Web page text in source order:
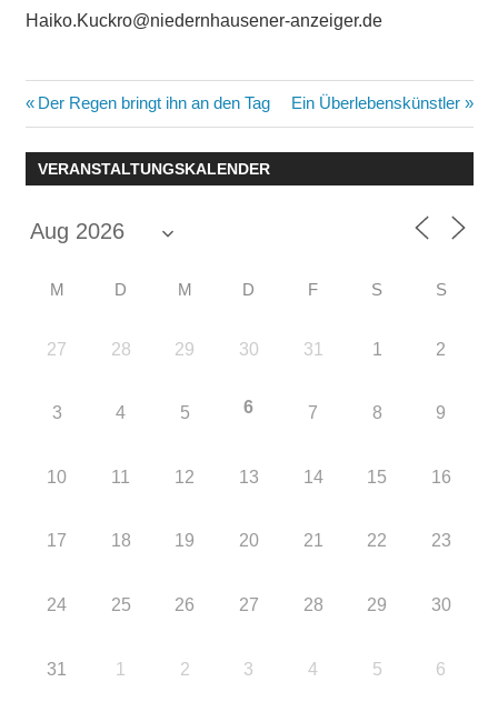
Haiko.Kuckro@niedernhausener-anzeiger.de
Beitragsnavigation
Vorheriger
Beitrag:
Der Regen bringt ihn an den Tag
Nächster
Beitrag:
Ein Überlebenskünstler
VERANSTALTUNGSKALENDER
M D M D F S S
27 28 29 30 31 1 2
3 4 5 6 7 8 9
10 11 12 13 14 15 16
17 18 19 20 21 22 23
24 25 26 27 28 29 30
31 1 2 3 4 5 6